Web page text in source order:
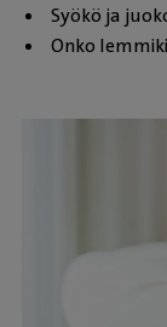
Syökö ja
Onko